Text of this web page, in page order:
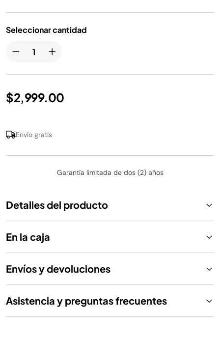
Seleccionar cantidad
$2,999.00
Envío gratis
Garantía limitada de dos (2) años
Detalles del producto
En la caja
Envíos y devoluciones
Asistencia y preguntas frecuentes